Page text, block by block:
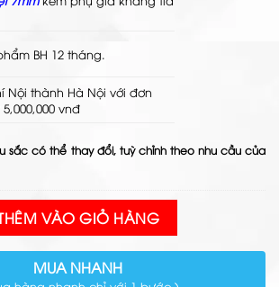
BH 12 tháng.
Nội thành Hà Nội với đơn
vnđ
sắc có thể thay đổi, tuỳ chỉnh theo nhu cầu của
Cao Cấp TL619 số lượng
VÀO GIỎ HÀNG
MUA NHANH